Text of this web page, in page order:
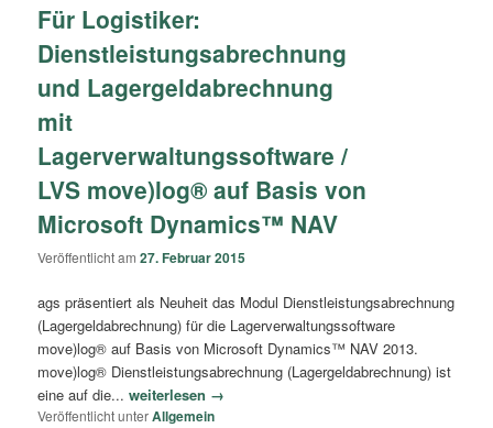
Für Logistiker:
Dienstleistungsabrechnung
und Lagergeldabrechnung
mit
Lagerverwaltungssoftware /
LVS move)log® auf Basis von
Microsoft Dynamics™ NAV
Veröffentlicht am27. Februar 2015
ags präsentiert als Neuheit das Modul Dienstleistungsabrechnung
(Lagergeldabrechnung) für die Lagerverwaltungssoftware
move)log® auf Basis von Microsoft Dynamics™ NAV 2013.
move)log® Dienstleistungsabrechnung (Lagergeldabrechnung) ist
eine auf die...weiterlesen →
Veröffentlicht unterAllgemein